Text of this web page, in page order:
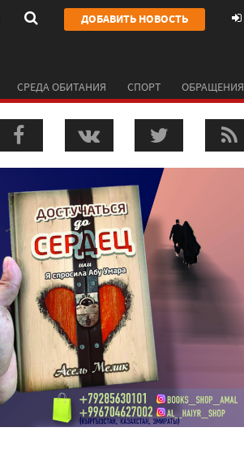
ДОБАВИТЬ НОВОСТЬ
СРЕДА ОБИТАНИЯ СПОРТ ОБРАЩЕНИЯ